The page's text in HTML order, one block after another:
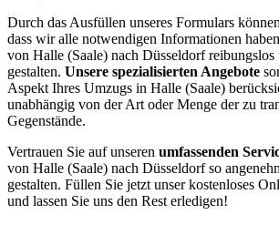
Durch das Ausfüllen unseres Formulars
dass wir alle notwendigen Informationen
von Halle (Saale) nach Düsseldorf
gestalten. Unsere spezialisierten Angebote
Aspekt Ihres Umzugs in Halle (Saale)
unabhängig von der Art oder Menge der zu
Gegenstände.
Vertrauen Sie auf unseren umfassenden
von Halle (Saale) nach Düsseldorf so
gestalten. Füllen Sie jetzt unser kostenloses
und lassen Sie uns den Rest erledigen!